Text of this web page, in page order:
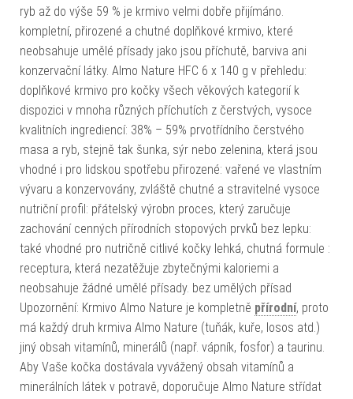
ryb až do výše 59 % je krmivo velmi dobře přijímáno.
kompletní, přirozené a chutné doplňkové krmivo, které
neobsahuje umělé přísady jako jsou příchutě, barviva ani
konzervační látky. Almo Nature HFC 6 x 140 g v přehledu:
doplňkové krmivo pro kočky všech věkových kategorií k
dispozici v mnoha různých příchutích z čerstvých, vysoce
kvalitních ingrediencí: 38% – 59% prvotřídního čerstvého
masa a ryb, stejně tak šunka, sýr nebo zelenina, která jsou
vhodné i pro lidskou spotřebu přirozené: vařené ve vlastním
vývaru a konzervovány, zvláště chutné a stravitelné vysoce
nutriční profil: přátelský výrobn proces, který zaručuje
zachování cenných přírodních stopových prvků bez lepku:
také vhodné pro nutričně citlivé kočky lehká, chutná formule :
receptura, která nezatěžuje zbytečnými kaloriemi a
neobsahuje žádné umělé přísady. bez umělých přísad
Upozornění: Krmivo Almo Nature je kompletně přírodní, proto
má každý druh krmiva Almo Nature (tuňák, kuře, losos atd.)
jiný obsah vitamínů, minerálů (např. vápník, fosfor) a taurinu.
Aby Vaše kočka dostávala vyvážený obsah vitamínů a
minerálních látek v potravě, doporučuje Almo Nature střídat